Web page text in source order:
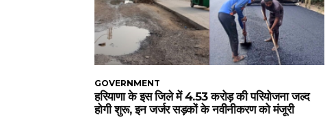
GOVERNMENT
हरियाणा के इस जिले में 4.53 करोड़ की परियोजना जल्द
होगी शुरू, इन जर्जर सड़कों के नवीनीकरण को मंजूरी